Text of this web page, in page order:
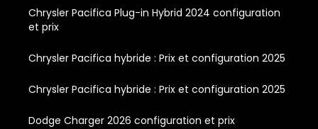
Chrysler Pacifica Plug-in Hybrid 2024 configuration
et prix
Chrysler Pacifica hybride : Prix et configuration 2025
Chrysler Pacifica hybride : Prix et configuration 2025
Dodge Charger 2026 configuration et prix